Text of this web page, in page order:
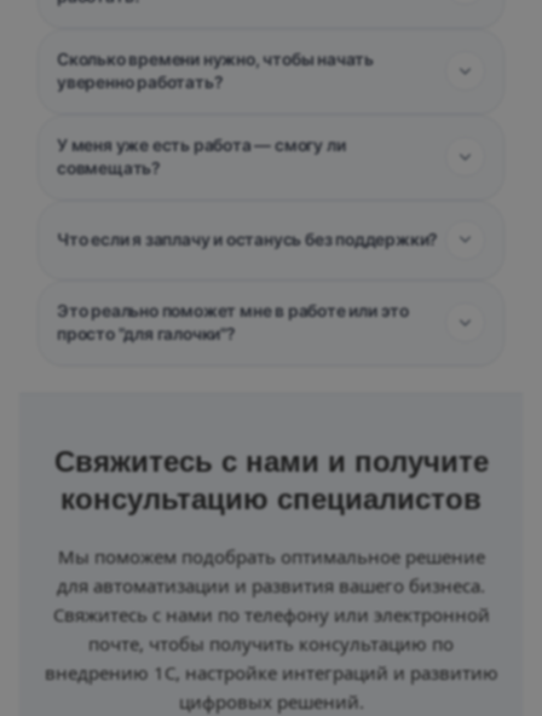
Свяжитесь с нами и получите
консультацию специалистов
Мы поможем подобрать оптимальное решение
для автоматизации и развития вашего бизнеса.
Свяжитесь с нами по телефону или электронной
почте, чтобы получить консультацию по
внедрению 1С, настройке интеграций и развитию
цифровых решений.